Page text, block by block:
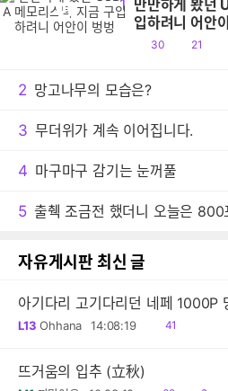
1 만만하게 봤던
입하려니 어안
공
30
댓
21
만
2 망고나무의 모습은?
3 무더위가 계속 이어집니다.
4 마구마구 감기는 눈꺼풀
5
자유게시판 최신 글
아기다리 고기다리던 네페 1000P
L13 Ohhana 14:08:19
읽
41
뜨거움의 입추 (立秋)